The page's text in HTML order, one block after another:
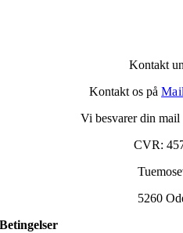
Kontakt
Kontakt os på
Vi besvarer din
CVR:
5260
Betingelser